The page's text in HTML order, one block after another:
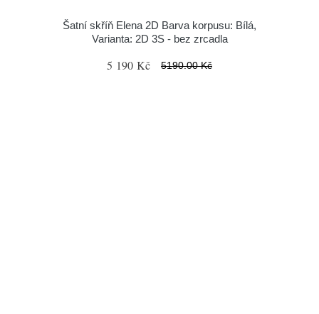
Šatní skříň Elena 2D Barva korpusu: Bílá,
Varianta: 2D 3S - bez zrcadla
5 190 Kč 5190.00 Kč